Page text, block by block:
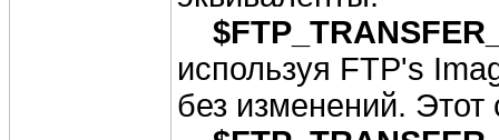
используя FTP's
без изменений.